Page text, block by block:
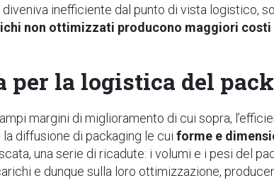
inefficiente dal punto di vista logistico,
non ottimizzati producono maggiori
la logistica del
margini di miglioramento di cui sopra,
diffusione di packaging le cuiforme e
una serie di ricadute: i volumi e i pesi del
e dunque sulla loro ottimizzazione,